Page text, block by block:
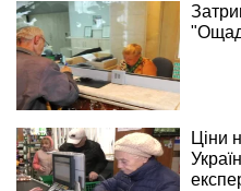
Ціни